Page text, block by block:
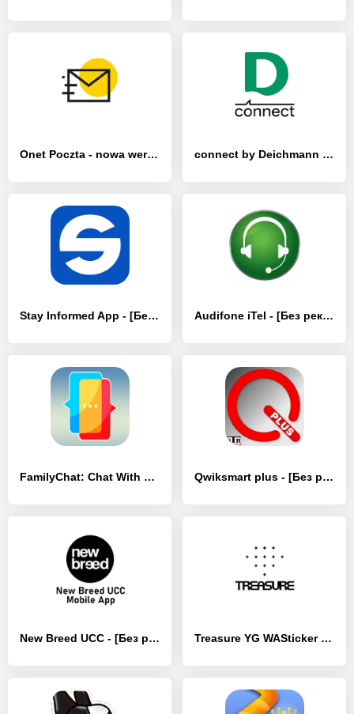
Onet Poczta - nowa wersja - [Без рекламы] connect by Deichmann - [Без рекламы]
Stay Informed App - [Без рекламы] Audifone iTel - [Без рекламы]
FamilyChat: Chat With Family - [Без рекламы] Qwiksmart plus - [Без рекламы]
New Breed UCC - [Без рекламы] Treasure YG WASticker - [Без рекламы]